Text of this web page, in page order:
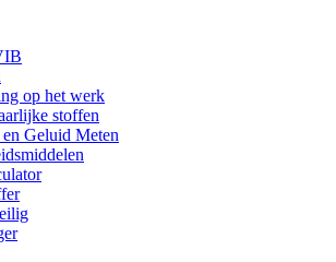
op het werk
stoffen
Geluid Meten